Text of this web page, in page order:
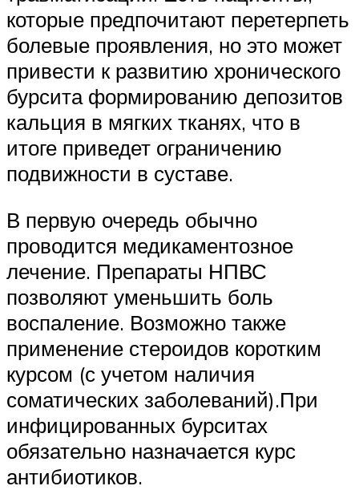
которые предпочитают перетерпеть
болевые проявления, но это может
привести к развитию хронического
бурсита формированию депозитов
кальция в мягких тканях, что в
итоге приведет ограничению
подвижности в суставе.
В первую очередь обычно
проводится медикаментозное
лечение. Препараты НПВС
позволяют уменьшить боль
воспаление. Возможно также
применение стероидов коротким
курсом (с учетом наличия
соматических заболеваний).При
инфицированных бурситах
обязательно назначается курс
антибиотиков.